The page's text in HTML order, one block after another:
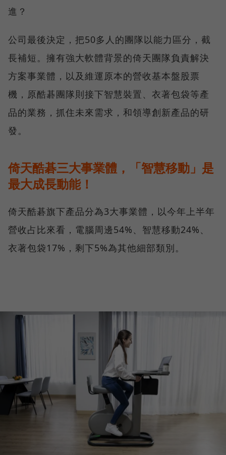
進？
公司最後決定，把50多人的團隊以能力區分，截
長補短。擁有強大軟體背景的倚天團隊負責解決
方案事業體，以及維運原本的營收基本盤股票
機，原酷碁團隊則接下智慧裝置、衣著包袋等產
品的業務，抓住未來需求，和領導創新產品的研
發。
倚天酷碁三大事業體，「智慧移動」是
最大成長動能！
倚天酷碁旗下產品分為3大事業體，以今年上半年
營收占比來看，電腦周邊54%、智慧移動24%、
衣著包袋17%，剩下5%為其他細部類別。